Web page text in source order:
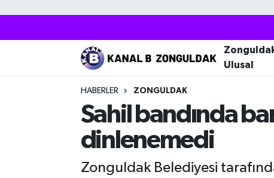
Ulusal
HABERLER ZONGULDAK
Sahil bandında
dinlenemedi
Zonguldak Belediyesi
Zonguldak Nöbetçi Eczaneler
Zonguldak Trafik Yoğunluk Haritası
Puan Durumu ve Fikstür
Tüm Manşetler